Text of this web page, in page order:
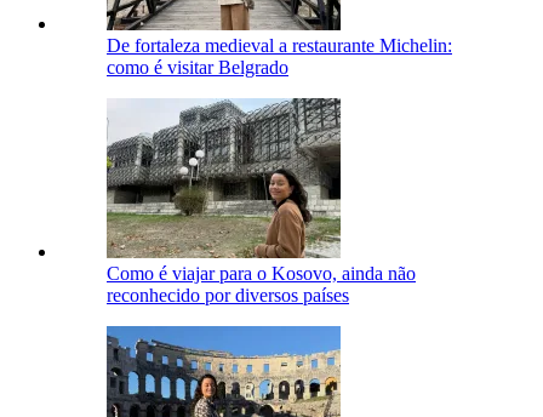
De fortaleza medieval a restaurante Michelin:
como é visitar Belgrado
Como é viajar para o Kosovo, ainda não
reconhecido por diversos países